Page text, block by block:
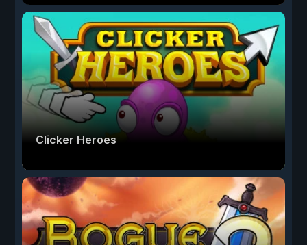
Clicker Heroes